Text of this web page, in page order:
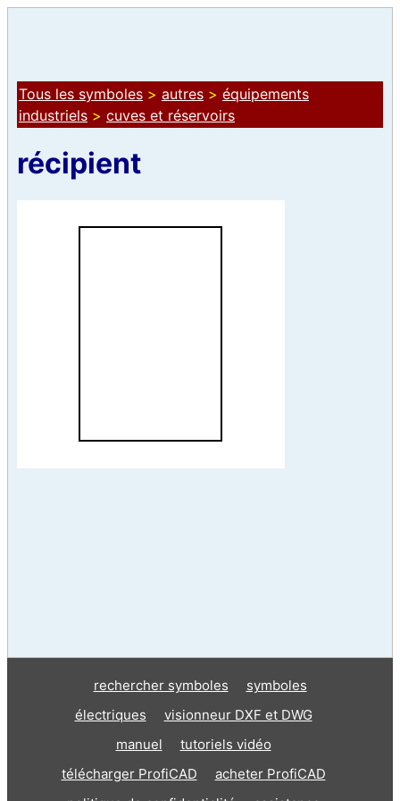
Tous les symboles > autres > équipements
industriels > cuves et réservoirs
récipient
rechercher symboles
symboles
électriques
visionneur DXF et DWG
manuel
tutoriels vidéo
télécharger ProfiCAD
acheter ProfiCAD